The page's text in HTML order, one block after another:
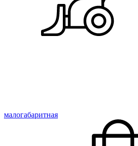
малогабаритная